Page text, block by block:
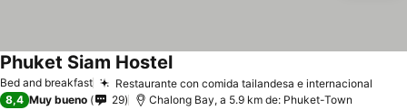
Bed and breakfast Restaurante con comida tailandesa e internacional
Phuket Siam Hostel
8,4 Muy bueno 29 Chalong Bay, a 5.9 km de: Phuket-Town